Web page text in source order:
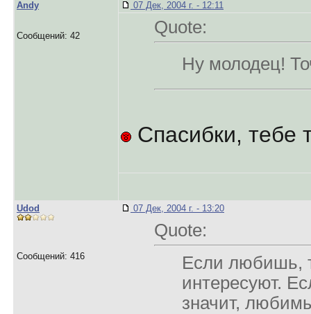
Andy
Сообщений: 42
07 Дек, 2004 г. - 12:11
Quote:
Ну молодец!
Спасибки, тебе
Udod
Сообщений: 416
07 Дек, 2004 г. - 13:20
Quote:
Если любишь,
интересуют.
значит,